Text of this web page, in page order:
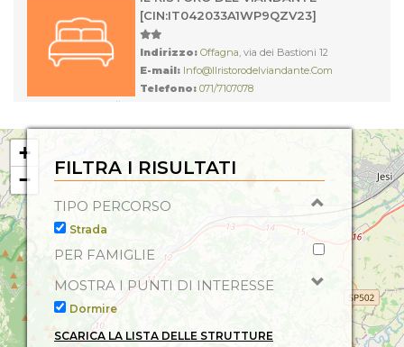
[CIN:IT042033A1WP9QZV23]
Indirizzo: Offagna, via dei Bastioni 12
E-mail: Info@ilristorodelviandante.com
Telefono: 071/7107078
Servizi:
Disciplinari: Bike
+
−
FILTRA I RISULTATI
TIPO PERCORSO
Strada
PER FAMIGLIE
MOSTRA I PUNTI DI INTERESSE
Dormire
SCARICA LA LISTA DELLE STRUTTURE